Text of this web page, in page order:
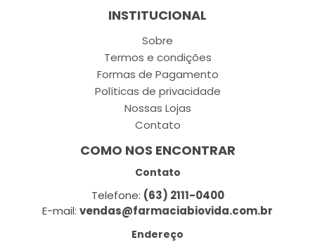
INSTITUCIONAL
Sobre
Termos e condições
Formas de Pagamento
Políticas de privacidade
Nossas Lojas
Contato
COMO NOS ENCONTRAR
Contato
Telefone: (63) 2111-0400
E-mail: vendas@farmaciabiovida.com.br
Endereço